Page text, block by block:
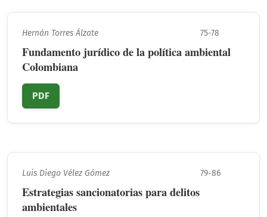
Hernán Torres Álzate 75-78
Fundamento jurídico de la política ambiental
Colombiana
PDF
Luis Diego Vélez Gómez 79-86
Estrategias sancionatorias para delitos
ambientales